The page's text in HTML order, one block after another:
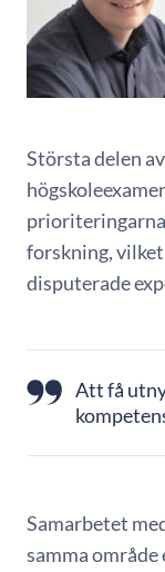
Största delen
forskning,
disputerade
Att få
Samarbetet
samma